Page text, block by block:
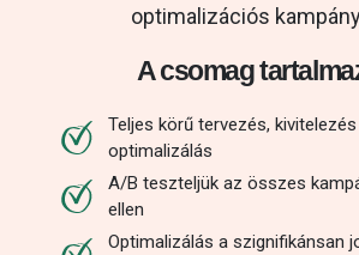
optimalizációs
A csomag
Teljes körű tervezés,
optimalizálás
A/B teszteljük az összes
ellen
Optimalizálás a szignifikánsan